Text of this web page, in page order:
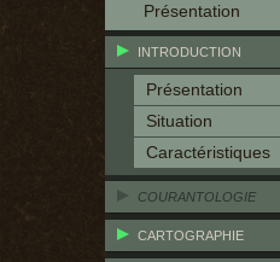
Présentation
INTRODUCTION
Présentation
Situation
Caractéristiques
COURANTOLOGIE
CARTOGRAPHIE